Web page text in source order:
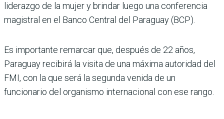
liderazgo de la mujer y brindar luego una conferencia
magistral en el Banco Central del Paraguay (BCP).
Es importante remarcar que, después de 22 años,
Paraguay recibirá la visita de una máxima autoridad del
FMI, con la que será la segunda venida de un
funcionario del organismo internacional con ese rango.